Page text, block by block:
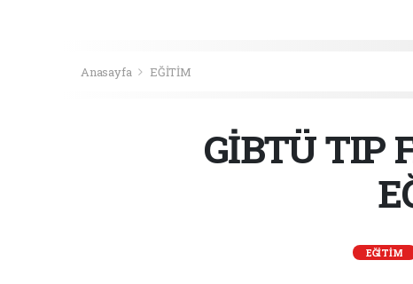
Anasayfa EĞİTİM
GİBTÜ TIP
EĞİTİM